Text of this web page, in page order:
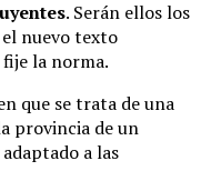
. Serán ellos los
nuevo texto
la norma.
que se trata de una
provincia de un
a las